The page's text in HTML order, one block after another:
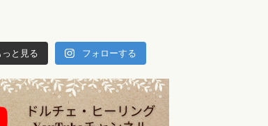
っと見る フォローする